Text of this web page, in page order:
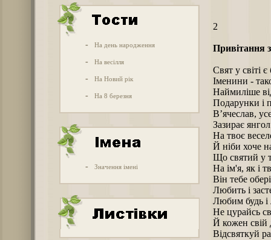
- На день народження
- На весілля
- На Новий рік
- На 8 березня
- Значення імені
2
Привітання
Свят у світі є
Іменини -
Наймиліше
Подарунки і
В’ячеслав,
Зазирає
На твоє
Й ніби хоче
Що святий у
На ім'я, як і
Він тебе
Любить і
Любим будь і
Не цурайсь
Й кожен свій
Відсвяткуй